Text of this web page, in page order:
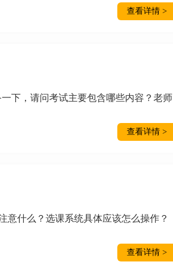
查看详情 >
下，请问考试主要包含哪些内容？老师
查看详情 >
意什么？选课系统具体应该怎么操作？
查看详情 >